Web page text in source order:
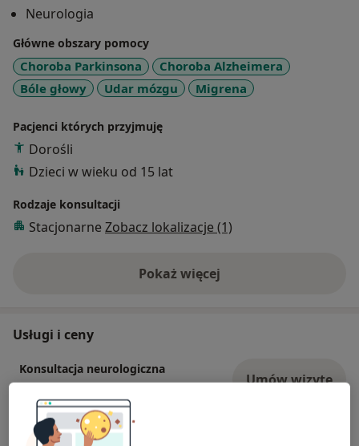
Neurologia
Główne obszary pomocy
Choroba Parkinsona
Choroba Alzheimera
Bóle głowy
Udar mózgu Migrena
Pacjenci których przyjmuję
Dorośli
Dzieci w wieku od 15 lat
Rodzaje konsultacji
Stacjonarne Zobacz lokalizacje (1)
Pokaż więcejo doświadczeniu
Usługi i ceny
Konsultacja neurologiczna
200 zł Szczegóły Umów wizytę